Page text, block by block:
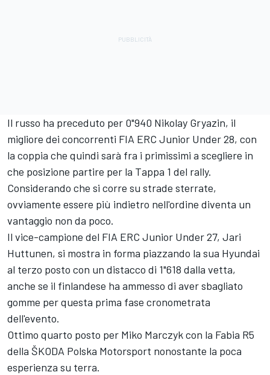
Il russo ha preceduto per 0"940 Nikolay Gryazin, il
migliore dei concorrenti FIA ERC Junior Under 28, con
la coppia che quindi sarà fra i primissimi a scegliere in
che posizione partire per la Tappa 1 del rally.
Considerando che si corre su strade sterrate,
ovviamente essere più indietro nell'ordine diventa un
vantaggio non da poco.
Il vice-campione del FIA ERC Junior Under 27, Jari
Huttunen, si mostra in forma piazzando la sua Hyundai
al terzo posto con un distacco di 1"618 dalla vetta,
anche se il finlandese ha ammesso di aver sbagliato
gomme per questa prima fase cronometrata
dell'evento.
Ottimo quarto posto per Miko Marczyk con la Fabia R5
della ŠKODA Polska Motorsport nonostante la poca
esperienza su terra.